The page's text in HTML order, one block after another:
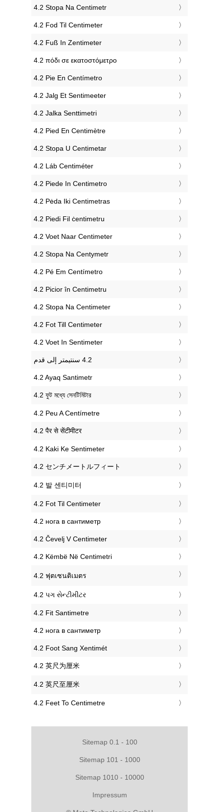
‎4.2 Stopa Na Centimetr
‎4.2 Fod Til Centimeter
‎4.2 Fuß In Zentimeter
‎4.2 πόδι σε εκατοστόμετρο
‎4.2 Pie En Centímetro
‎4.2 Jalg Et Sentimeeter
‎4.2 Jalka Senttimetri
‎4.2 Pied En Centimètre
‎4.2 Stopa U Centimetar
‎4.2 Láb Centiméter
‎4.2 Piede In Centimetro
‎4.2 Pėda Iki Centimetras
‎4.2 Piedi Fil ċentimetru
‎4.2 Voet Naar Centimeter
‎4.2 Stopa Na Centymetr
‎4.2 Pé Em Centímetro
‎4.2 Picior în Centimetru
‎4.2 Stopa Na Centimeter
‎4.2 Fot Till Centimeter
‎4.2 Voet In Sentimeter
‎4.2 Ayaq Santimetr
‎4.2 ফুট মধ্যে সেনটিমিটার
‎4.2 Peu A Centímetre
‎4.2 पैर से सेंटीमीटर
‎4.2 Kaki Ke Sentimeter
‎4.2 センチメートルフィート
‎4.2 발 센티미터
‎4.2 Fot Til Centimeter
‎4.2 нога в сантиметр
‎4.2 Čevelj V Centimeter
‎4.2 Këmbë Në Centimetri
‎4.2 ฟุตเซนติเมตร
‎4.2 પગ સેન્ટીમીટર
‎4.2 Fit Santimetre
‎4.2 нога в сантиметр
‎4.2 Foot Sang Xentimét
‎4.2 英尺为厘米
‎4.2 英尺至厘米
‎4.2 Feet To Centimetre
Sitemap 0.1 - 100
Sitemap 101 - 1000
Sitemap 1010 - 10000
Impressum